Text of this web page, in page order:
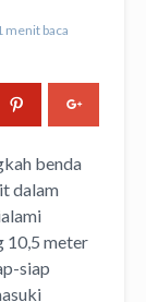
menit baca
benda
dalam
10,5 meter
siap